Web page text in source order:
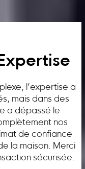
l’expertise a
mais dans des
a dépassé le
nos
de confiance
la maison. Merci
sécurisée.